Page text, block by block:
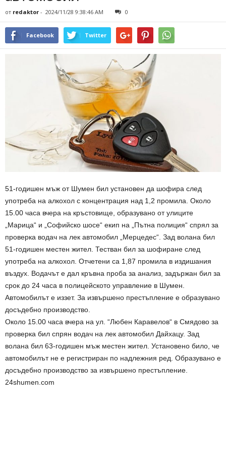
от redaktor - 2024/11/28 9:38:46 AM 0
Facebook Twitter
51-годишен мъж от Шумен бил установен да шофира след
употреба на алкохол с концентрация над 1,2 промила. Около
15.00 часа вчера на кръстовище, образувано от улиците
„Марица“ и „Софийско шосе“ екип на „Пътна полиция“ спрял за
проверка водач на лек автомобил „Мерцедес“. Зад волана бил
51-годишен местен жител. Тестван бил за шофиране след
употреба на алкохол. Отчетени са 1,87 промила в издишания
въздух. Водачът е дал кръвна проба за анализ, задържан бил за
срок до 24 часа в полицейското управление в Шумен.
Автомобилът е иззет. За извършено престъпление е образувано
досъдебно производство.
Около 15.00 часа вчера на ул. “Любен Каравелов“ в Смядово за
проверка бил спрян водач на лек автомобил Дайхацу. Зад
волана бил 63-годишен мъж местен жител. Установено било, че
автомобилът не е регистриран по надлежния ред. Образувано е
досъдебно производство за извършено престъпление.
24shumen.com